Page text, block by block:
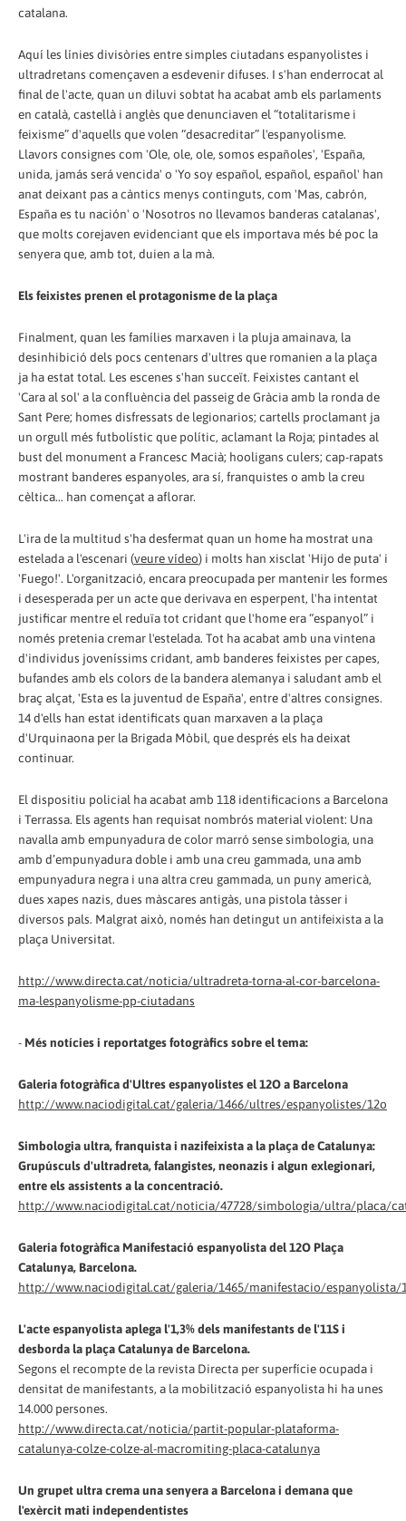
catalana.
Aquí les línies divisòries entre simples ciutadans espanyolistes i
ultradretans començaven a esdevenir difuses. I s'han enderrocat al
final de l'acte, quan un diluvi sobtat ha acabat amb els parlaments
en català, castellà i anglès que denunciaven el “totalitarisme i
feixisme” d'aquells que volen “desacreditar” l'espanyolisme.
Llavors consignes com 'Ole, ole, ole, somos españoles', 'España,
unida, jamás será vencida' o 'Yo soy español, español, español' han
anat deixant pas a càntics menys continguts, com 'Mas, cabrón,
España es tu nación' o 'Nosotros no llevamos banderas catalanas',
que molts corejaven evidenciant que els importava més bé poc la
senyera que, amb tot, duien a la mà.
Els feixistes prenen el protagonisme de la plaça
Finalment, quan les famílies marxaven i la pluja amainava, la
desinhibició dels pocs centenars d'ultres que romanien a la plaça
ja ha estat total. Les escenes s'han succeït. Feixistes cantant el
'Cara al sol' a la confluència del passeig de Gràcia amb la ronda de
Sant Pere; homes disfressats de legionarios; cartells proclamant ja
un orgull més futbolístic que polític, aclamant la Roja; pintades al
bust del monument a Francesc Macià; hooligans culers; cap-rapats
mostrant banderes espanyoles, ara sí, franquistes o amb la creu
cèltica... han començat a aflorar.
L'ira de la multitud s'ha desfermat quan un home ha mostrat una
estelada a l'escenari (veure vídeo) i molts han xisclat 'Hijo de puta' i
'Fuego!'. L'organització, encara preocupada per mantenir les formes
i desesperada per un acte que derivava en esperpent, l'ha intentat
justificar mentre el reduïa tot cridant que l'home era “espanyol” i
només pretenia cremar l'estelada. Tot ha acabat amb una vintena
d'individus joveníssims cridant, amb banderes feixistes per capes,
bufandes amb els colors de la bandera alemanya i saludant amb el
braç alçat, 'Esta es la juventud de España', entre d'altres consignes.
14 d'ells han estat identificats quan marxaven a la plaça
d'Urquinaona per la Brigada Mòbil, que després els ha deixat
continuar.
El dispositiu policial ha acabat amb 118 identificacions a Barcelona
i Terrassa. Els agents han requisat nombrós material violent: Una
navalla amb empunyadura de color marró sense simbologia, una
amb d’empunyadura doble i amb una creu gammada, una amb
empunyadura negra i una altra creu gammada, un puny americà,
dues xapes nazis, dues màscares antigàs, una pistola tàsser i
diversos pals. Malgrat això, només han detingut un antifeixista a la
plaça Universitat.
http://www.directa.cat/noticia/ultradreta-torna-al-cor-barcelona-
ma-lespanyolisme-pp-ciutadans
- Més notícies i reportatges fotogràfics sobre el tema:
Galeria fotogràfica d'Ultres espanyolistes el 12O a Barcelona
http://www.naciodigital.cat/galeria/1466/ultres/espanyolistes/12o
Simbologia ultra, franquista i nazifeixista a la plaça de Catalunya:
Grupúsculs d'ultradreta, falangistes, neonazis i algun exlegionari,
entre els assistents a la concentració.
http://www.naciodigital.cat/noticia/47728/simbologia/ultra/placa/
Galeria fotogràfica Manifestació espanyolista del 12O Plaça
Catalunya, Barcelona.
http://www.naciodigital.cat/galeria/1465/manifestacio/espanyolista/
L'acte espanyolista aplega l'1,3% dels manifestants de l'11S i
desborda la plaça Catalunya de Barcelona.
Segons el recompte de la revista Directa per superfície ocupada i
densitat de manifestants, a la mobilització espanyolista hi ha unes
14.000 persones.
http://www.directa.cat/noticia/partit-popular-plataforma-
catalunya-colze-colze-al-macromiting-placa-catalunya
Un grupet ultra crema una senyera a Barcelona i demana que
l'exèrcit mati independentistes